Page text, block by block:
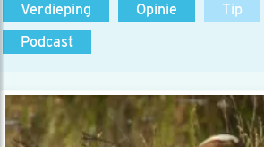
Verdieping
Opinie Tip
Podcast